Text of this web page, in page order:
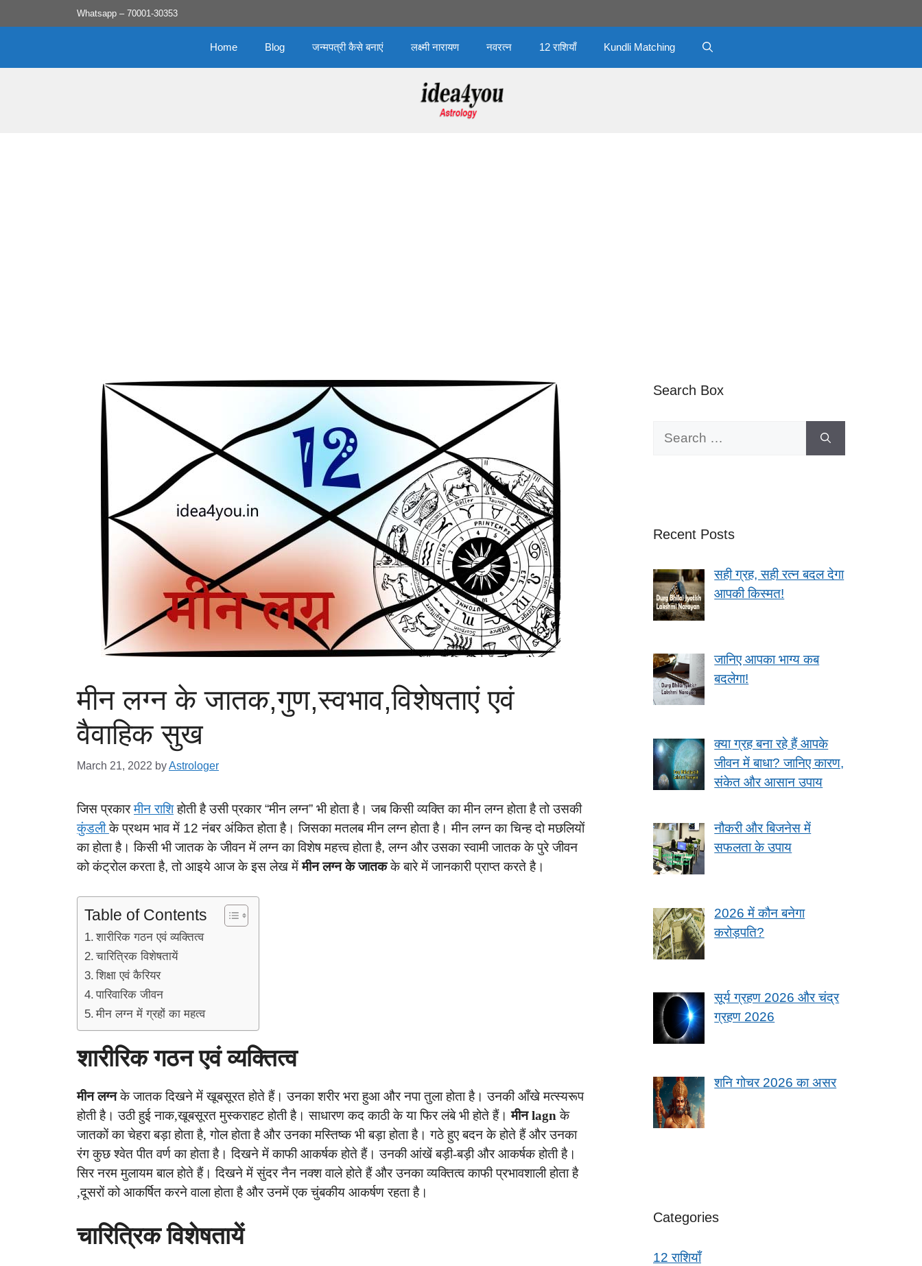
to
Whatsapp – 70001-30353
Home Blog जन्मपत्री कैसे बनाएं लक्ष्मी नारायण नवरत्न 12 राशियाँ Kundli Matching
मीन लग्न के जातक,गुण,स्वभाव,विशेषताएं एवं
वैवाहिक सुख
March 21, 2022 byAstrologer
जिस प्रकारमीन राशिहोती है उसी प्रकार “मीन लग्न” भी होता है। जब किसी व्यक्ति का मीन लग्न होता है तो उसकी
कुंडलीके प्रथम भाव में 12 नंबर अंकित होता है। जिसका मतलब मीन लग्न होता है। मीन लग्न का चिन्ह दो मछलियों
का होता है। किसी भी जातक के जीवन में लग्न का विशेष महत्त्व होता है, लग्न और उसका स्वामी जातक के पुरे जीवन
को कंट्रोल करता है, तो आइये आज के इस लेख मेंमीन लग्न के जातकके बारे में जानकारी प्राप्त करते है।
Table of Contents
शारीरिक गठन एवं व्यक्तित्व
चारित्रिक विशेषतायें
शिक्षा एवं कैरियर
पारिवारिक जीवन
मीन लग्न में ग्रहों का महत्व
शारीरिक गठन एवं व्यक्तित्व
मीन लग्नके जातक दिखने में खूबसूरत होते हैं। उनका शरीर भरा हुआ और नपा तुला होता है। उनकी आँखे मत्स्यरूप
होती है। उठी हुई नाक,खूबसूरत मुस्कराहट होती है। साधारण कद काठी के या फिर लंबे भी होते हैं।मीन lagn के
जातकों का चेहरा बड़ा होता है, गोल होता है और उनका मस्तिष्क भी बड़ा होता है। गठे हुए बदन के होते हैं और उनका
रंग कुछ श्वेत पीत वर्ण का होता है। दिखने में काफी आकर्षक होते हैं। उनकी आंखें बड़ी-बड़ी और आकर्षक होती है।
सिर नरम मुलायम बाल होते हैं। दिखने में सुंदर नैन नक्श वाले होते हैं और उनका व्यक्तित्व काफी प्रभावशाली होता है
,दूसरों को आकर्षित करने वाला होता है और उनमें एक चुंबकीय आकर्षण रहता है।
चारित्रिक विशेषतायें
Search Box
Recent Posts
सही ग्रह, सही रत्न बदल देगा
आपकी किस्मत!
जानिए आपका भाग्य कब
बदलेगा!
क्या ग्रह बना रहे हैं आपके
जीवन में बाधा? जानिए कारण,
संकेत और आसान उपाय
नौकरी और बिजनेस में
सफलता के उपाय
2026 में कौन बनेगा
करोड़पति?
सूर्य ग्रहण 2026 और चंद्र
ग्रहण 2026
शनि गोचर 2026 का असर
Categories
12 राशियाँ